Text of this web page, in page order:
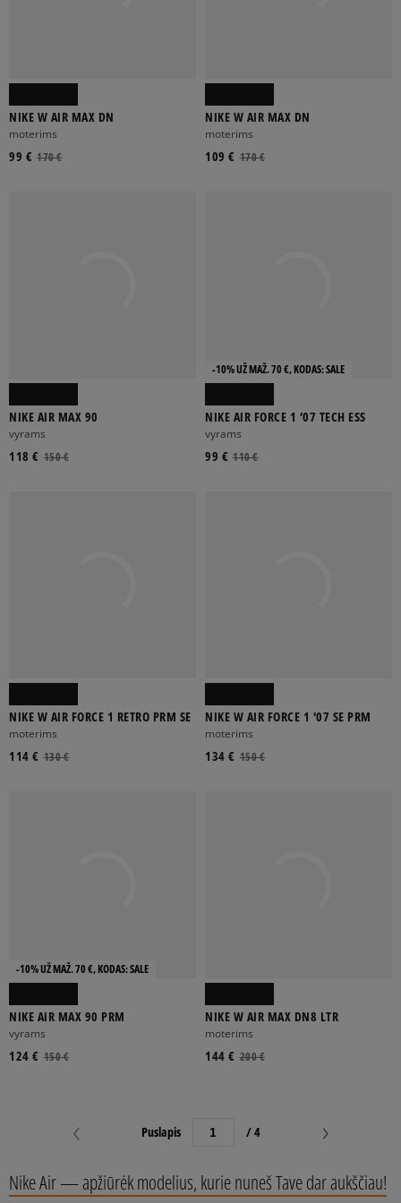
NIKE W AIR MAX DN
moterims
170 €
99 €
NIKE W AIR MAX DN
moterims
170 €
109 €
NIKE AIR MAX 90
vyrams
150 €
118 €
-10% UŽ MAŽ. 70 €, KODAS: SALE
NIKE AIR FORCE 1 ’07 TECH ESS
vyrams
110 €
99 €
NIKE W AIR FORCE 1 RETRO PRM SE
moterims
130 €
114 €
NIKE W AIR FORCE 1 '07 SE PRM
moterims
150 €
134 €
-10% UŽ MAŽ. 70 €, KODAS: SALE
NIKE AIR MAX 90 PRM
vyrams
150 €
124 €
NIKE W AIR MAX DN8 LTR
moterims
200 €
144 €
Puslapis / 4
Nike Air — apžiūrėk modelius, kurie nuneš Tave dar aukščiau!